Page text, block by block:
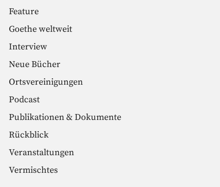
Feature
Goethe weltweit
Interview
Neue Bücher
Ortsvereinigungen
Podcast
Publikationen & Dokumente
Rückblick
Veranstaltungen
Vermischtes